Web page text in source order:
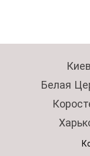
Белая